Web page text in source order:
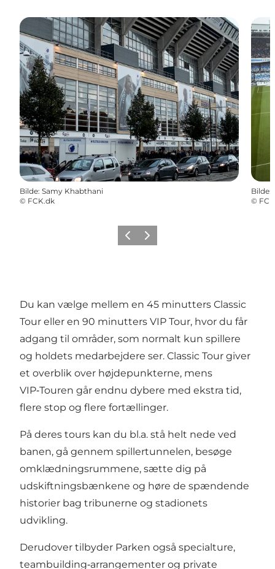
Bilde: Samy Khabthani
© FCK.dk
Bilde:
©
ForrigeNeste
Du kan vælge mellem en 45 minutters Classic
Tour eller en 90 minutters VIP Tour, hvor du får
adgang til områder, som normalt kun spillere
og holdets medarbejdere ser. Classic Tour giver
et overblik over højdepunkterne, mens
VIP‑Touren går endnu dybere med ekstra tid,
flere stop og flere fortællinger.
På deres tours kan du bl.a. stå helt nede ved
banen, gå gennem spillertunnelen, besøge
omklædningsrummene, sætte dig på
udskiftningsbænkene og høre de spændende
historier bag tribunerne og stadionets
udvikling.
Derudover tilbyder Parken også specialture,
teambuilding‑arrangementer og private